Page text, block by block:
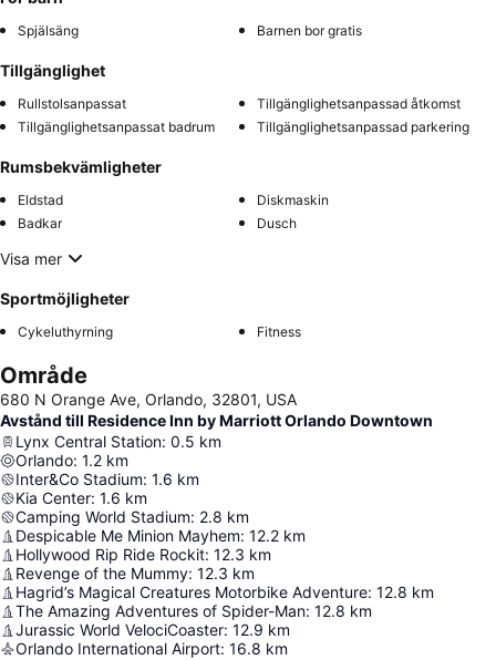
Spjälsäng Barnen bor gratis
Tillgänglighet
Rullstolsanpassat
Tillgänglighetsanpassad åtkomst
Tillgänglighetsanpassat badrum
Tillgänglighetsanpassad parkering
Rumsbekvämligheter
Eldstad
Diskmaskin
Badkar
Dusch
Visa mer
Sportmöjligheter
Cykeluthyrning Fitness
Område
680 N Orange Ave, Orlando, 32801, USA
Avstånd till Residence Inn by Marriott Orlando Downtown
Lynx Central Station: 0.5 km
Orlando: 1.2 km
Inter&Co Stadium: 1.6 km
Kia Center: 1.6 km
Camping World Stadium: 2.8 km
Despicable Me Minion Mayhem: 12.2 km
Hollywood Rip Ride Rockit: 12.3 km
Revenge of the Mummy: 12.3 km
Hagrid’s Magical Creatures Motorbike Adventure: 12.8 km
The Amazing Adventures of Spider-Man: 12.8 km
Jurassic World VelociCoaster: 12.9 km
Orlando International Airport: 16.8 km